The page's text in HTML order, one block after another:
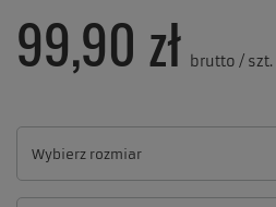
Wybierz rozmiar
Wybierz rozmiar
99,90 zł brutto / szt.